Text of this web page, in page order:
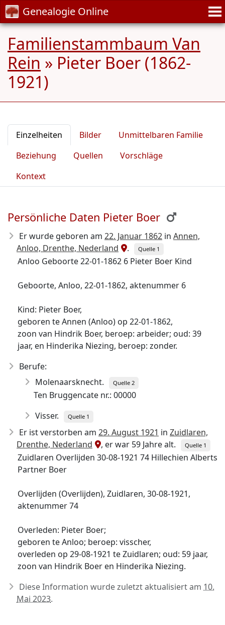
Genealogie Online
Familienstammbaum Van
Rein » Pieter Boer (1862-
1921)
Einzelheiten Bilder
Unmittelbaren Familie
Beziehung
Quellen
Vorschläge
Kontext
Persönliche Daten Pieter Boer
Er wurde geboren am 22. Januar 1862 in Annen,
Anloo, Drenthe, Nederland
. Quelle 1
Anloo Geboorte 22-01-1862 6 Pieter Boer Kind
Geboorte, Anloo, 22-01-1862, aktenummer 6
Kind: Pieter Boer,
geboren te Annen (Anloo) op 22-01-1862,
zoon van Hindrik Boer, beroep: arbeider; oud: 39
jaar, en Hinderika Niezing, beroep: zonder.
Berufe:
Molenaarsknecht.
Quelle 2
Ten Bruggencate nr.: 00000
Visser.
Quelle 1
Er ist verstorben am 29. August 1921 in Zuidlaren,
Drenthe, Nederland
, er war 59 Jahre alt. Quelle 1
Zuidlaren Overlijden 30-08-1921 74 Hillechien Alberts
Partner Boer
Overlijden (Overlijden), Zuidlaren, 30-08-1921,
aktenummer 74
Overleden: Pieter Boer;
geboren te Anloo; beroep: visscher,
overleden op 29-08-1921 te Zuidlaren; oud: 59 jaar,
zoon van Hindrik Boer en Hinderika Niezing.
Diese Information wurde zuletzt aktualisiert am 10.
Mai 2023.